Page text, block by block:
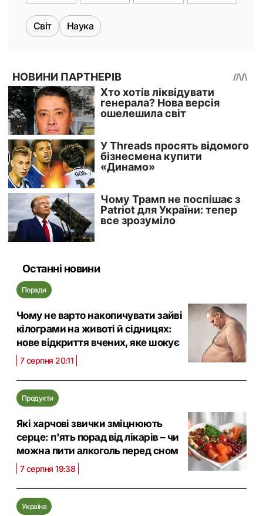
Світ Наука
Останні новини
Поради
Чому не варто накопичувати зайві
кілограми на животі й сідницях:
нове відкриття вчених, яке шокує
7 серпня 20:11
Продукти
Які харчові звички зміцнюють
серце: п'ять порад від лікарів – чи
можна пити алкоголь перед сном
7 серпня 19:38
Україна